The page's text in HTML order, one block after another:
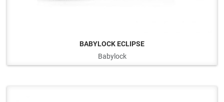
BABYLOCK ECLIPSE
Babylock